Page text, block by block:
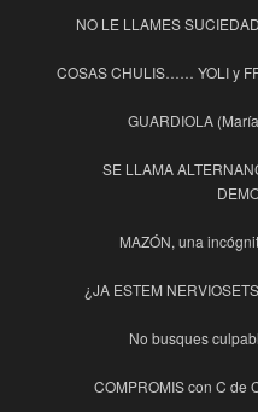
NO LE LLAMES
COSAS CHULIS…… YOLI y
GUARDIOLA
SE LLAMA
MAZÓN, una
¿JA ESTEM
No busques
COMPROMIS con C de